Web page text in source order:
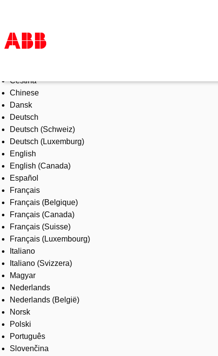
Products & Solutions
Industries
Services
About us
Where to buy
Contact us
Careers
Čeština
Chinese
Dansk
Deutsch
Deutsch (Schweiz)
Deutsch (Luxemburg)
English
English (Canada)
Español
Français
Français (Belgique)
Français (Canada)
Français (Suisse)
Français (Luxembourg)
Italiano
Italiano (Svizzera)
Magyar
Nederlands
Nederlands (België)
Norsk
Polski
Português
Slovenčina